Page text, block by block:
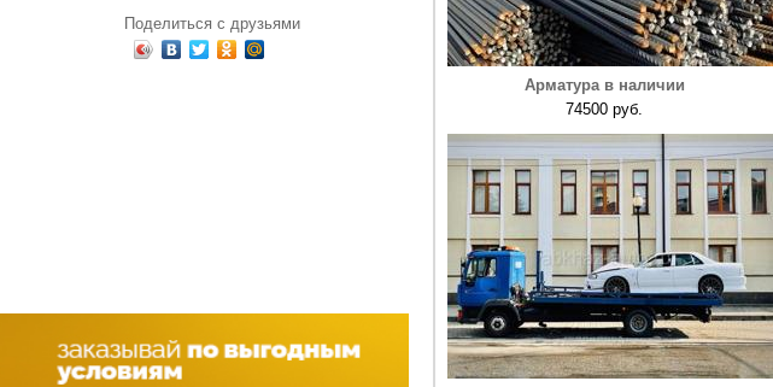
Поделиться с друзьями
Арматура в наличии
74500 руб.